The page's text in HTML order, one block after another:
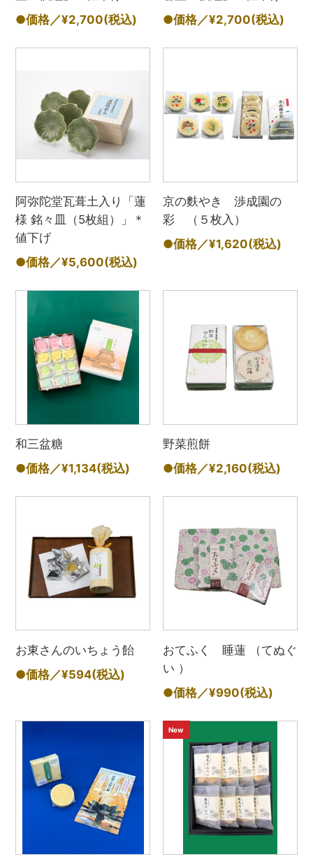
●価格／¥2,700(税込)
●価格／¥2,700(税込)
阿弥陀堂瓦葺土入り「蓮
様 銘々皿（5枚組）」＊
値下げ
●価格／¥5,600(税込)
京の麩やき 渉成園の
彩 （５枚入）
●価格／¥1,620(税込)
和三盆糖
●価格／¥1,134(税込)
野菜煎餅
●価格／¥2,160(税込)
お東さんのいちょう飴
●価格／¥594(税込)
おてふく 睡蓮 （てぬぐ
い ）
●価格／¥990(税込)
New